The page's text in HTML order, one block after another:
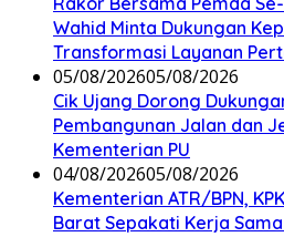
Wahid Minta Dukungan
Transformasi Layanan
05/08/202605/08/2026
Cik Ujang Dorong
Pembangunan Jalan dan
Kementerian PU
04/08/202605/08/2026
Kementerian ATR/BPN,
Barat Sepakati Kerja